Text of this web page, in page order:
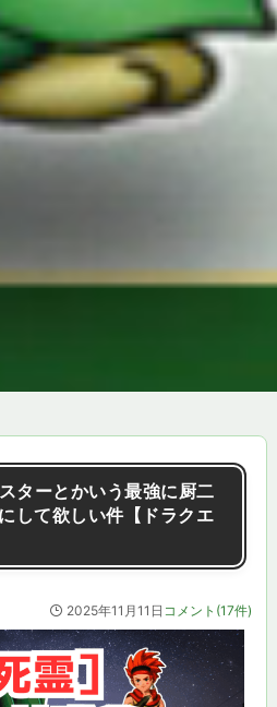
ターとかいう最強に厨二
して欲しい件【ドラクエ
2025年11月11日 コメント(17件)